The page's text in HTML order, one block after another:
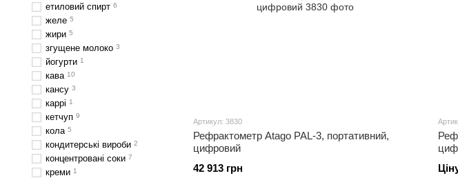
Артикул: 3830
Рефрактометр Atago PAL-3, портативний,
цифровий
42 913 грн
етиловий спирт 6
желе 5
жири 5
згущене молоко 3
йогурти 1
кава 10
кансу 3
каррі 1
кетчуп 9
кола 5
кондитерські вироби 2
концентровані соки 7
креми 1